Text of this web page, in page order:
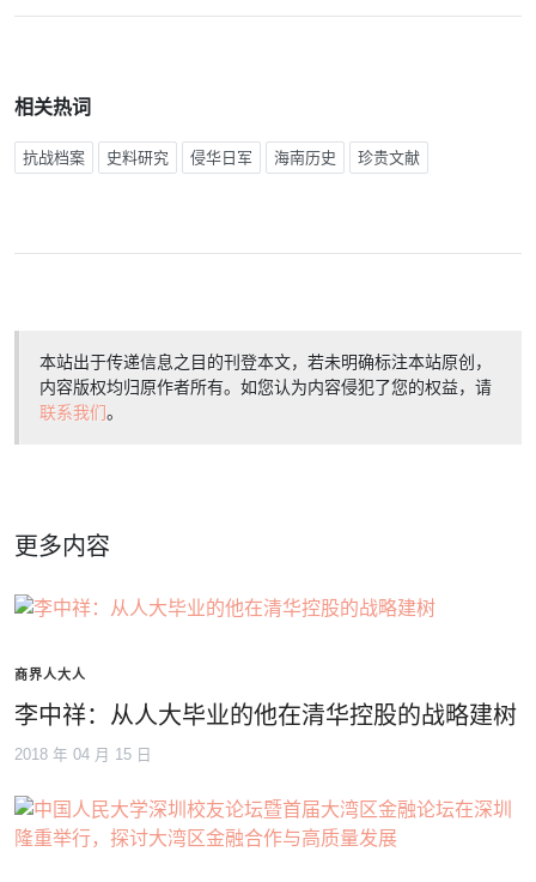
相关热词
抗战档案 史料研究 侵华日军 海南历史 珍贵文献
本站出于传递信息之目的刊登本文，若未明确标注本站原创，
内容版权均归原作者所有。如您认为内容侵犯了您的权益，请
联系我们。
更多内容
商界人大人
李中祥：从人大毕业的他在清华控股的战略建树
2018 年 04 月 15 日